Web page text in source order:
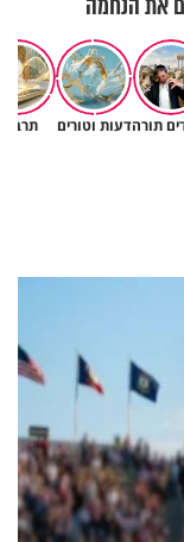
תורהדעות וטורים
פתח קטן - ומקבלים